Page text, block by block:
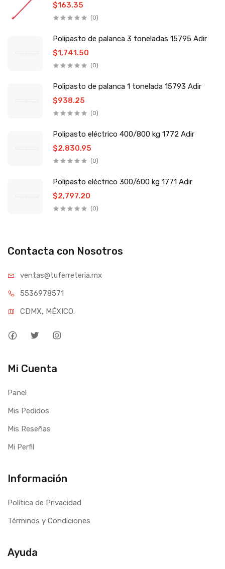
$163.35
(0)
Polipasto de palanca 3 toneladas 15795 Adir
$1,741.50
(0)
Polipasto de palanca 1 tonelada 15793 Adir
$938.25
(0)
Polipasto eléctrico 400/800 kg 1772 Adir
$2,830.95
(0)
Polipasto eléctrico 300/600 kg 1771 Adir
$2,797.20
(0)
Contacta con Nosotros
ventas@tuferreteria.mx
5536978571
CDMX, MÉXICO.
Mi Cuenta
Panel
Mis Pedidos
Mis Reseñas
Mi Perfil
Información
Política de Privacidad
Términos y Condiciones
Ayuda